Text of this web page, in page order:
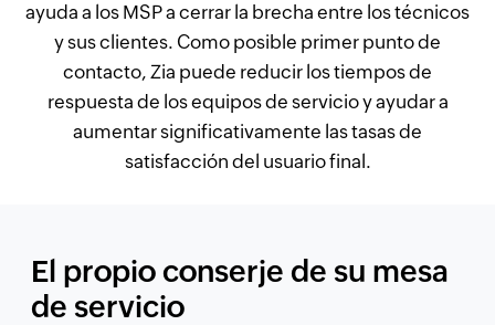
ayuda a los MSP a cerrar la brecha entre los técnicos
y sus clientes. Como posible primer punto de
contacto, Zia puede reducir los tiempos de
respuesta de los equipos de servicio y ayudar a
aumentar significativamente las tasas de
satisfacción del usuario final.
El propio conserje de su mesa
de servicio